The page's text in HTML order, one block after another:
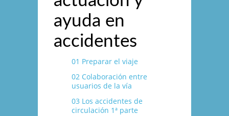
ayuda en
accidentes
01 Preparar el viaje
02 Colaboración entre
usuarios de la ví­a
03 Los accidentes de
circulación 1ª parte